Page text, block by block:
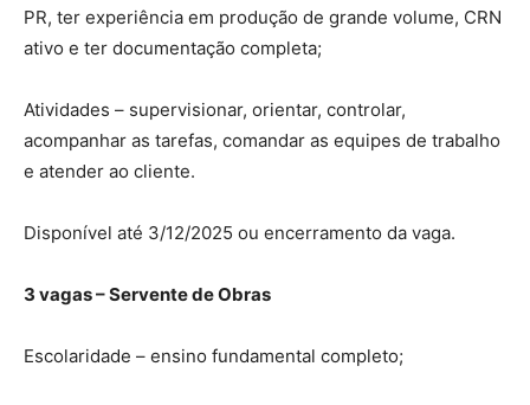
PR, ter experiência em produção de grande volume, CRN
ativo e ter documentação completa;
Atividades – supervisionar, orientar, controlar,
acompanhar as tarefas, comandar as equipes de trabalho
e atender ao cliente.
Disponível até 3/12/2025 ou encerramento da vaga.
3 vagas – Servente de Obras
Escolaridade – ensino fundamental completo;